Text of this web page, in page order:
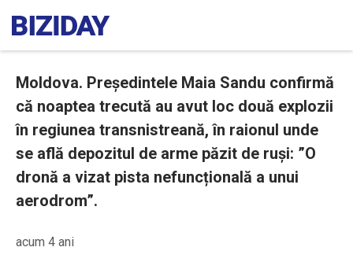
Moldova. Președintele Maia Sandu confirmă
că noaptea trecută au avut loc două explozii
în regiunea transnistreană, în raionul unde
se află depozitul de arme păzit de ruși: ”O
dronă a vizat pista nefuncțională a unui
aerodrom”.
acum 4 ani